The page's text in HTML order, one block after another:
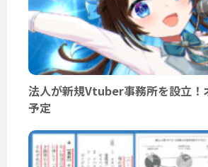
法人が新規Vtuber事務所を設立！
予定